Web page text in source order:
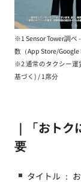
※1 Sensor Tower調べ
数（App Store/
※2 通常のタクシー運
基づく) / 1席分
｜「おト
要
タイトル ：